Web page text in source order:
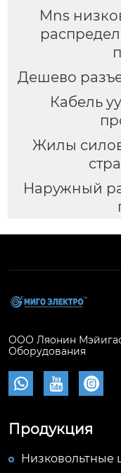
Mns
Дешево
Кабель
Жилы
Наружный
ООО Ляонин
Оборудования
  
Продукция
Низковольтные